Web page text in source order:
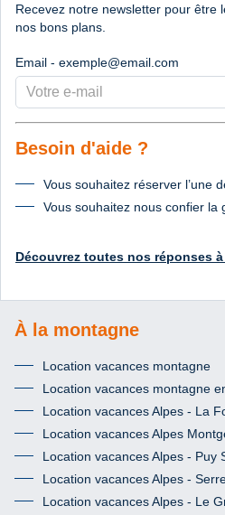
Recevez notre newsletter pour être
nos bons plans.
Email - exemple@email.com
Besoin d'aide ?
Vous souhaitez réserver l’une
Vous souhaitez nous confier la
Découvrez toutes nos réponses
À la montagne
Location vacances montagne
Location vacances montagne
Location vacances Alpes - La
Location vacances Alpes
Location vacances Alpes - Puy
Location vacances Alpes -
Location vacances Alpes - Le